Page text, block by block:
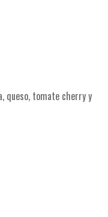
queso, tomate cherry y